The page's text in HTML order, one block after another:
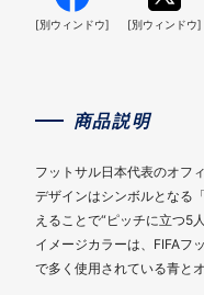
[別ウィンドウ] [別ウィンドウ]
商品説明
フットサル日本代表のオフ
デザインはシンボルとなる
えることで“ピッチに立つ5
イメージカラーは、FIFAフ
で多く使用されている青と